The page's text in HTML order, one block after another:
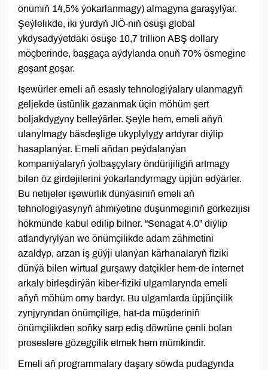
önümiň 14,5% ýokarlanmagy) almagyna garaşylýar.
Şeýlelikde, iki ýurdyň JIÖ-niň ösüşi global
ykdysadyýetdäki ösüşe 10,7 trillion ABŞ dollary
möçberinde, başgaça aýdylanda onuň 70% ösmegine
goşant goşar.
Işewürler emeli aň esasly tehnologiýalary ulanmagyň
geljekde üstünlik gazanmak üçin möhüm şert
boljakdygyny belleýärler. Şeýle hem, emeli aňyň
ulanylmagy bäsdeşlige ukyplylygy artdyrar diýlip
hasaplanýar. Emeli aňdan peýdalanýan
kompaniýalaryň ýolbaşçylary öndürijiligiň artmagy
bilen öz girdejilerini ýokarlandyrmagy üpjün edýärler.
Bu netijeler işewürlik dünýäsiniň emeli aň
tehnologiýasynyň ähmiýetine düşünmeginiň görkezijisi
hökmünde kabul edilip bilner. “Senagat 4.0” diýlip
atlandyrylýan we önümçilikde adam zähmetini
azaldyp, arzan iş güýji ulanýan kärhanalaryň fiziki
dünýä bilen wirtual gurşawy datçikler hem-de internet
arkaly birleşdirýän kiber-fiziki ulgamlarynda emeli
aňyň möhüm orny bardyr. Bu ulgamlarda üpjünçilik
zynjyryndan önümçilige, hat-da müşderiniň
önümçilikden soňky sarp ediş döwrüne çenli bolan
proseslere gözegçilik etmek hem mümkindir.
Emeli aň programmalary daşary söwda pudagynda